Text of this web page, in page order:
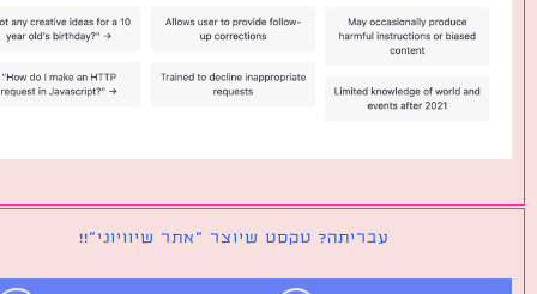
עבריתה? טקסט שיוצר ״אתר שיוויוני״!!